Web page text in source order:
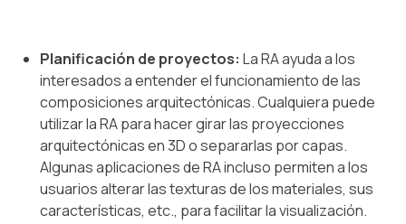
Planificación de proyectos: La RA ayuda a los
interesados a entender el funcionamiento de las
composiciones arquitectónicas. Cualquiera puede
utilizar la RA para hacer girar las proyecciones
arquitectónicas en 3D o separarlas por capas.
Algunas aplicaciones de RA incluso permiten a los
usuarios alterar las texturas de los materiales, sus
características, etc., para facilitar la visualización.